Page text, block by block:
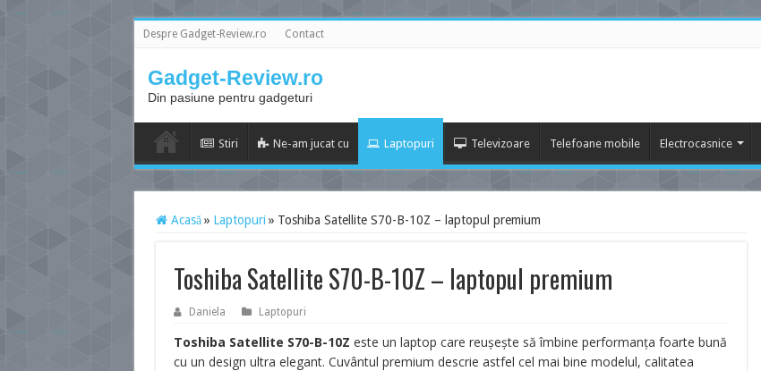
Despre Gadget-Review.ro Contact
Gadget-Review.ro
Din pasiune pentru gadgeturi
Stiri Ne-am jucat cu Laptopuri Televizoare Telefoane mobile Electrocasnice
Acasă » Laptopuri » Toshiba Satellite S70-B-10Z – laptopul premium
Toshiba Satellite S70-B-10Z – laptopul premium
Daniela Laptopuri
Toshiba Satellite S70-B-10Z este un laptop care reușește să îmbine performanța foarte bună
cu un design ultra elegant. Cuvântul premium descrie astfel cel mai bine modelul, calitatea